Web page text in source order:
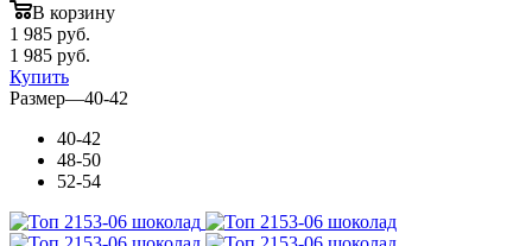
В корзину
1 985 руб.
1 985 руб.
Купить
Размер—40-42
40-42
48-50
52-54